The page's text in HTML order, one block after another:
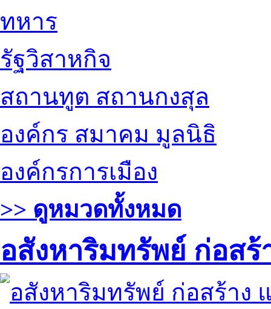
ทหาร
รัฐวิสาหกิจ
สถานทูต สถานกงสุล
องค์กร สมาคม มูลนิธิ
องค์กรการเมือง
>> ดูหมวดทั้งหมด
อสังหาริมทรัพย์ ก่อส